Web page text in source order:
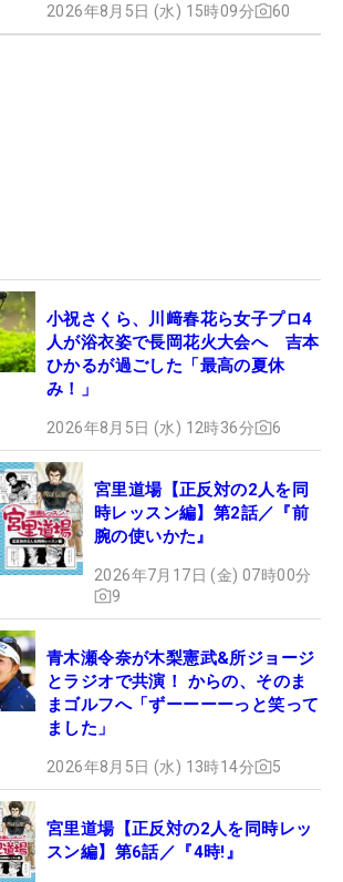
2026年8月5日 (水) 15時09分 60
小祝さくら、川﨑春花ら女子プロ4
人が浴衣姿で長岡花火大会へ 吉本
ひかるが過ごした「最高の夏休
み！」
2026年8月5日 (水) 12時36分 6
宮里道場【正反対の2人を同
時レッスン編】第2話／『前
腕の使いかた』
2026年7月17日 (金) 07時00分
9
青木瀬令奈が木梨憲武&所ジョージ
とラジオで共演！ からの、そのま
まゴルフへ「ずーーーーっと笑って
ました」
2026年8月5日 (水) 13時14分 5
宮里道場【正反対の2人を同時レッ
スン編】第6話／『4時!』